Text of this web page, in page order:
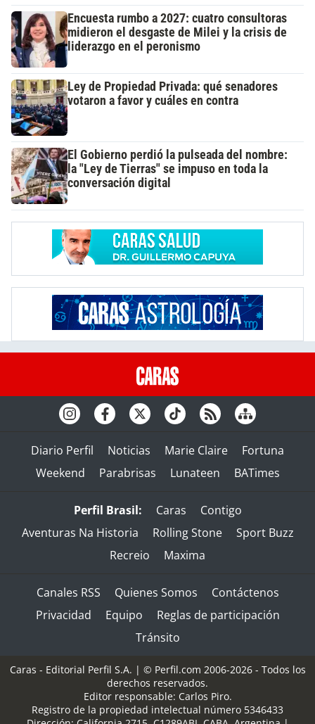
Encuesta rumbo a 2027: cuatro consultoras
midieron el desgaste de Milei y la crisis de
liderazgo en el peronismo
Ley de Propiedad Privada: qué senadores
votaron a favor y cuáles en contra
El Gobierno perdió la pulseada del nombre:
la "Ley de Tierras" se impuso en toda la
conversación digital
Diario Perfil Noticias Marie Claire
Fortuna
Weekend
Parabrisas Lunateen BATimes
Perfil Brasil: Caras
Contigo
Aventuras Na Historia
Rolling Stone
Sport Buzz
Recreio
Maxima
Canales RSS Quienes Somos
Contáctenos
Privacidad
Equipo
Reglas de participación
Tránsito
Caras - Editorial Perfil S.A. | © Perfil.com 2006-2026 - Todos los
derechos reservados.
Editor responsable: Carlos Piro.
Registro de la propiedad intelectual número 5346433